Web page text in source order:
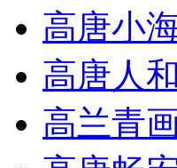
高唐小
高唐人
高兰青